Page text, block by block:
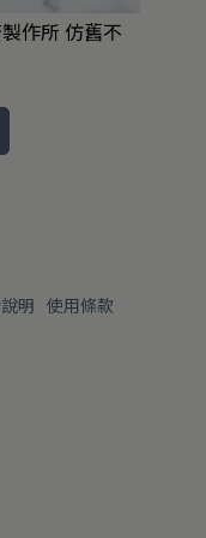
作所 仿舊不
明 使用條款